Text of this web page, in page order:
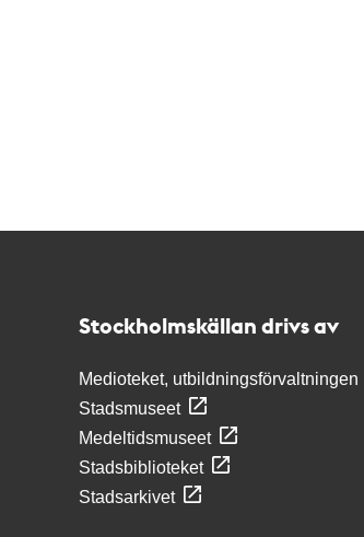
Stockholmskällan drivs av
Medioteket, utbildningsförvaltningen
Stadsmuseet
Medeltidsmuseet
Stadsbiblioteket
Stadsarkivet